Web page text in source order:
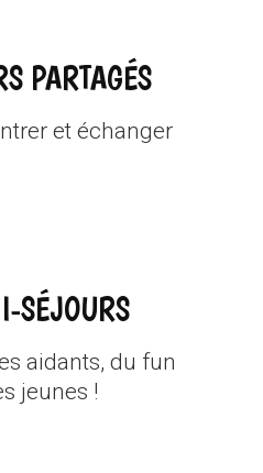
PARTAGÉS
et échanger
SÉJOURS
aidants, du fun
jeunes !